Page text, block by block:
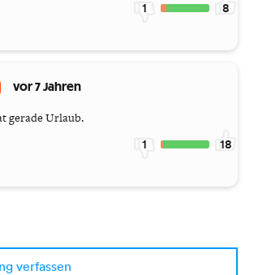
1 8
vor 7 Jahren
gerade Urlaub.
1 18
verfassen